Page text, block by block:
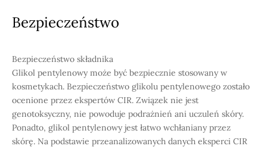
Bezpieczeństwo
Bezpieczeństwo składnika
Glikol pentylenowy może być bezpiecznie stosowany w
kosmetykach. Bezpieczeństwo glikolu pentylenowego zostało
ocenione przez ekspertów CIR. Związek nie jest
genotoksyczny, nie powoduje podrażnień ani uczuleń skóry.
Ponadto, glikol pentylenowy jest łatwo wchłaniany przez
skórę. Na podstawie przeanalizowanych danych eksperci CIR